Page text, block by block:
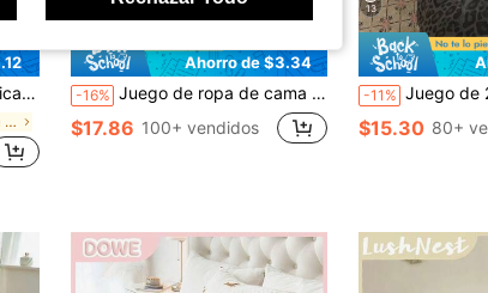
a máquina, vuelta al colegio
en microfibra prelavada Fundas y juegos de edredón
Ahorro de $3.34
-16% Juego de ropa de cama de 3 piezas en amarillo claro & rosa claro, 1 funda nórdica y 2 fundas de almohada, ropa de cama para dormitorio de niños & niñas, decoración del hogar simple & elegante, ropa de cama suave & cómoda para el dormitorio, juego elegante, lavable a máquina, sin relleno
$17.86 100+ vendidos
13
-11% Juego de 2/3 piezas de funda nórdica con estampado de leopardo en negro y gris oscuro, suave y transpirable, resistente a las
$15.30 80+